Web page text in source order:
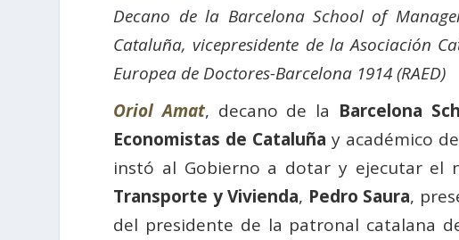
Decano de la Barcelona School of
Cataluña, vicepresidente de la Asociación
Europea de Doctores-Barcelona 1914 (RAED)
Oriol Amat, decano de la Barcelona
Economistas de Cataluña y académico
instó al Gobierno a dotar y ejecutar el
Transporte y Vivienda, Pedro Saura,
del presidente de la patronal catalana